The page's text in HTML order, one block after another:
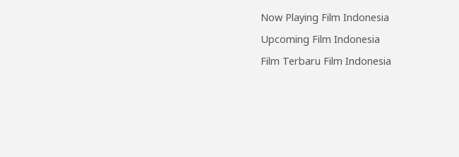
Now Playing Film Indonesia
Upcoming Film Indonesia
Film Terbaru Film Indonesia